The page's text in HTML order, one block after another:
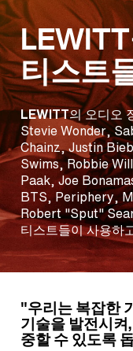
티스트
LEWITT의 오디오
Stevie Wonder,
Chainz, Justin
Swims, Robbie
Paak, Joe
BTS, Periphery,
Robert "Sput"
티스트들이 사용하
"우리는 복잡한
기술을 발전시
중할 수 있도록